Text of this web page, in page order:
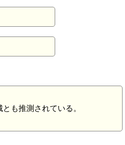
も推測されている。